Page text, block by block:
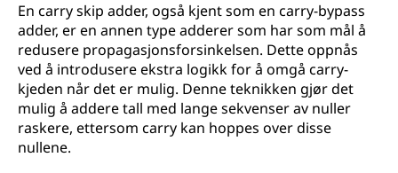
En carry skip adder, også kjent som en carry-bypass
adder, er en annen type adderer som har som mål å
redusere propagasjonsforsinkelsen. Dette oppnås
ved å introdusere ekstra logikk for å omgå carry-
kjeden når det er mulig. Denne teknikken gjør det
mulig å addere tall med lange sekvenser av nuller
raskere, ettersom carry kan hoppes over disse
nullene.